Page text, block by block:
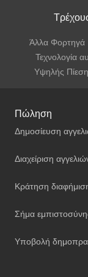
Άλλα Φορτηγά
Τεχνολογία
Υψηλής
Πώληση
Δημοσίευση
Διαχείριση
Κράτηση
Σήμα
Υποβολή